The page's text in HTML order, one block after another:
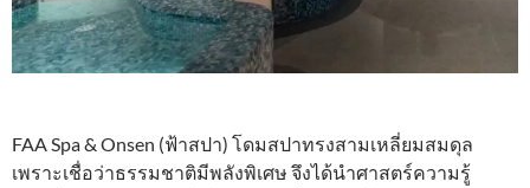
FAA Spa & Onsen (ฟ้าสปา) โดมสปาทรงสามเหลี่ยมสมดุล
เพราะเชื่อว่าธรรมชาติมีพลังพิเศษ จึงได้นําศาสตร์ความรู้